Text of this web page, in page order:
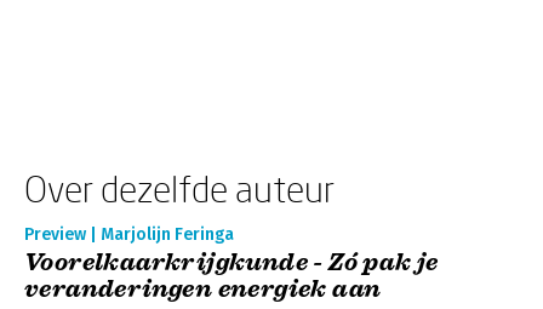
Over dezelfde auteur
Preview | Marjolijn Feringa
Voorelkaarkrijgkunde - Zó pak je
veranderingen energiek aan